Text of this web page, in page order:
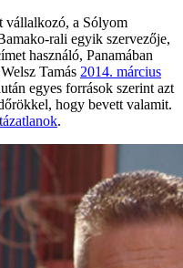
vállalkozó, a Sólyom
rali egyik szervezője,
használó, Panamában
Tamás 2014. március
egyes források szerint azt
hogy bevett valamit.
.